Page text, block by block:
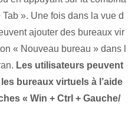
». Une fois dans la vue d
ajouter des bureaux vir
« Nouveau bureau » dans l
Les utilisateurs peuvent
bureaux virtuels à l’aide
« Win ​​+ Ctrl + Gauche/